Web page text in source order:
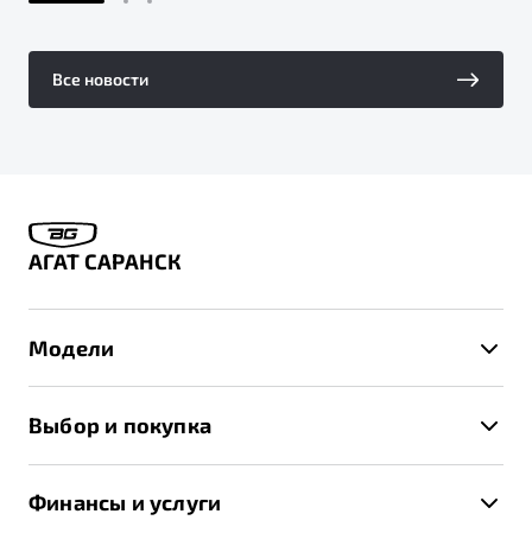
Все новости
АГАТ САРАНСК
Модели
X70
Выбор и покупка
Финансы и услуги